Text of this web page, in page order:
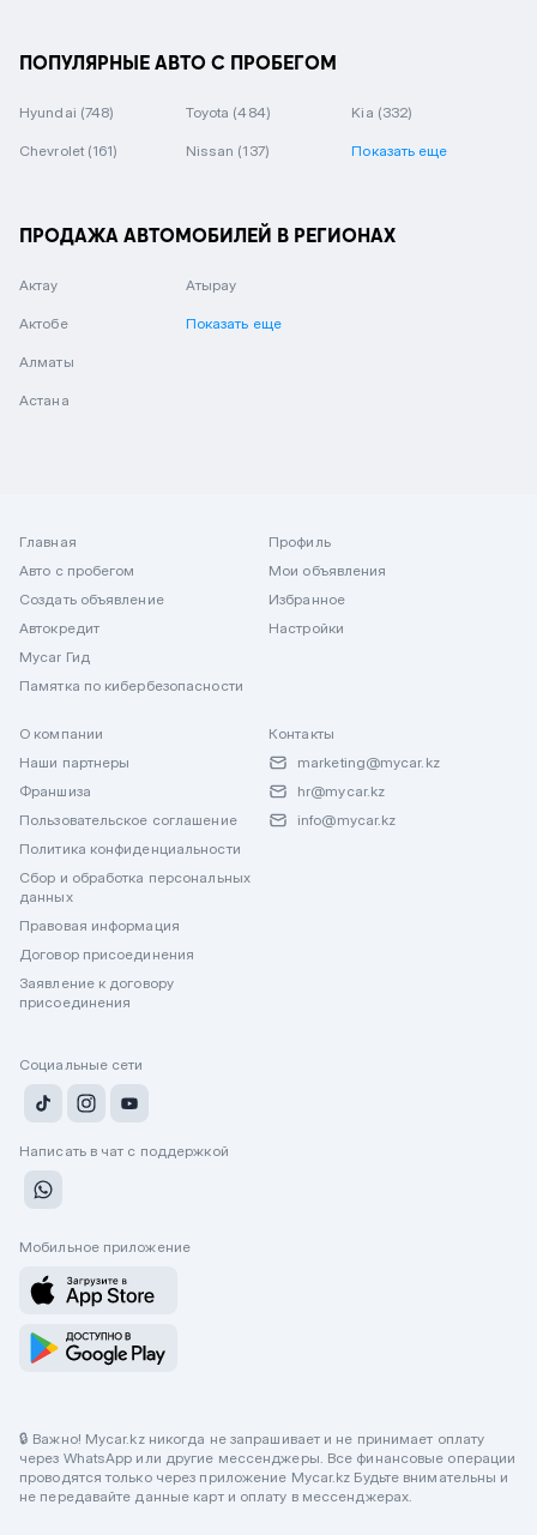
ПОПУЛЯРНЫЕ АВТО С ПРОБЕГОМ
Hyundai (748) Toyota (484) Kia (332)
Chevrolet (161) Nissan (137) Показать еще
ПРОДАЖА АВТОМОБИЛЕЙ В РЕГИОНАХ
Актау
Актобе
Алматы
Астана
Атырау
Показать еще
Главная
Авто с пробегом
Создать объявление
Автокредит
Mycar Гид
Памятка по кибербезопасности
Профиль
Мои объявления
Избранное
Настройки
О компании
Наши партнеры
Франшиза
Пользовательское соглашение
Политика конфиденциальности
Сбор и обработка персональных
данных
Правовая информация
Договор присоединения
Заявление к договору
присоединения
Контакты
marketing@mycar.kz
hr@mycar.kz
info@mycar.kz
Социальные сети
Написать в чат с поддержкой
Мобильное приложение
🔒 Важно! Mycar.kz никогда не запрашивает и не принимает оплату
через WhatsApp или другие мессенджеры. Все финансовые операции
проводятся только через приложение Mycar.kz Будьте внимательны и
не передавайте данные карт и оплату в мессенджерах.